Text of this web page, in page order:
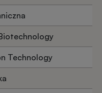
Technology